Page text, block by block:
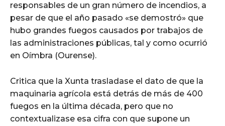
responsables de un gran número de incendios, a
pesar de que el año pasado «se demostró» que
hubo grandes fuegos causados por trabajos de
las administraciones públicas, tal y como ocurrió
en Oímbra (Ourense).
Critica que la Xunta trasladase el dato de que la
maquinaria agrícola está detrás de más de 400
fuegos en la última década, pero que no
contextualizase esa cifra con que supone un